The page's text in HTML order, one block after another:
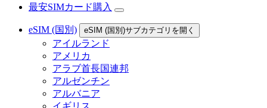
最安SIMカード購入
eSIM (国別) eSIM (国別)サブカテゴリを開く
アイルランド
アメリカ
アラブ首長国連邦
アルゼンチン
アルバニア
イギリス